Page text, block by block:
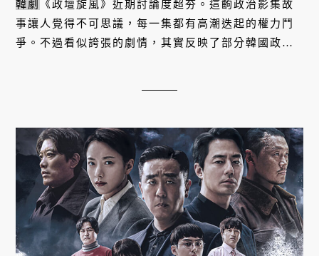
韓劇
《政壇旋風》近期討論度超夯。這齣政治影集故
事讓人覺得不可思議，每一集都有高潮迭起的權力鬥
爭。不過看似誇張的劇情，其實反映了部分韓國政治